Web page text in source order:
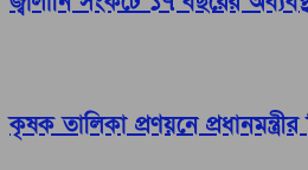
কৃষক তালিকা প্রণয়নে প্রধানমন্ত্রীর